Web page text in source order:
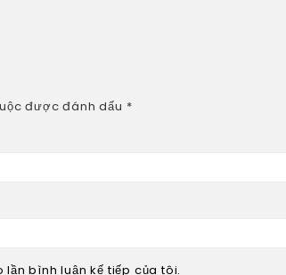
được đánh dấu *
bình luận kế tiếp của tôi.